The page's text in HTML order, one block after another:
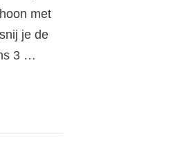
met
je de
3 …